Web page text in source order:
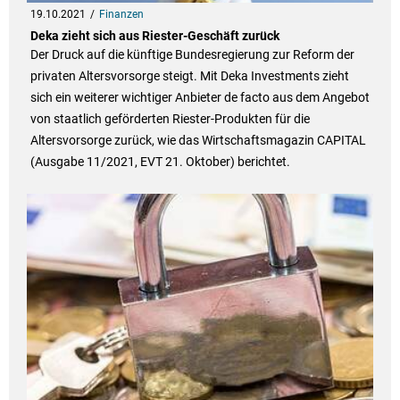
19.10.2021 Finanzen
Deka zieht sich aus Riester-Geschäft zurück
Der Druck auf die künftige Bundesregierung zur Reform der
privaten Altersvorsorge steigt. Mit Deka Investments zieht
sich ein weiterer wichtiger Anbieter de facto aus dem Angebot
von staatlich geförderten Riester-Produkten für die
Altersvorsorge zurück, wie das Wirtschaftsmagazin CAPITAL
(Ausgabe 11/2021, EVT 21. Oktober) berichtet.